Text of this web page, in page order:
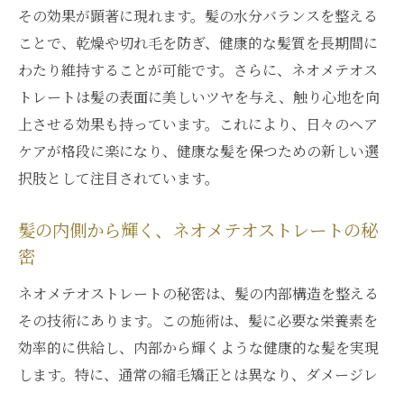
その効果が顕著に現れます。髪の水分バランスを整える
ことで、乾燥や切れ毛を防ぎ、健康的な髪質を長期間に
わたり維持することが可能です。さらに、ネオメテオス
トレートは髪の表面に美しいツヤを与え、触り心地を向
上させる効果も持っています。これにより、日々のヘア
ケアが格段に楽になり、健康な髪を保つための新しい選
択肢として注目されています。
髪の内側から輝く、ネオメテオストレートの秘
密
ネオメテオストレートの秘密は、髪の内部構造を整える
その技術にあります。この施術は、髪に必要な栄養素を
効率的に供給し、内部から輝くような健康的な髪を実現
します。特に、通常の縮毛矯正とは異なり、ダメージレ